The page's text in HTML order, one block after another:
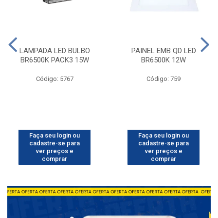
LAMPADA LED BULBO
BR6500K PACK3 15W
Código: 5767
Faça seu login ou
cadastre-se para
ver preços e
comprar
PAINEL EMB QD LED
BR6500K 12W
Código: 759
Faça seu login ou
cadastre-se para
ver preços e
comprar